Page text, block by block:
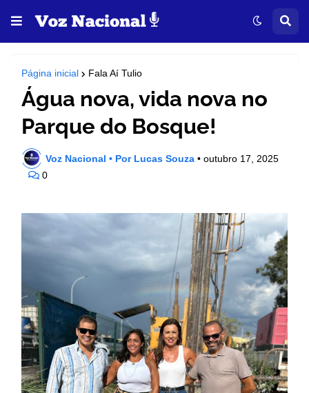
Página inicial Fala Aí Tulio
Água nova, vida nova no
Parque do Bosque!
Voz Nacional • Por Lucas Souza • outubro 17, 2025
0